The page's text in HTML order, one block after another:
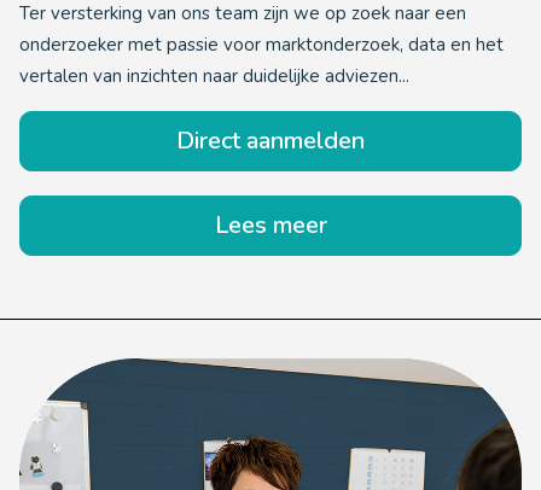
Ter versterking van ons team zijn we op zoek naar een
onderzoeker met passie voor marktonderzoek, data en het
vertalen van inzichten naar duidelijke adviezen...
Direct aanmelden
Lees meer